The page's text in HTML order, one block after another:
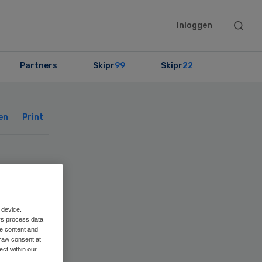
Inloggen
Search
Partners Skipr99 Skipr22
Print
process data
content and
consent at
within our